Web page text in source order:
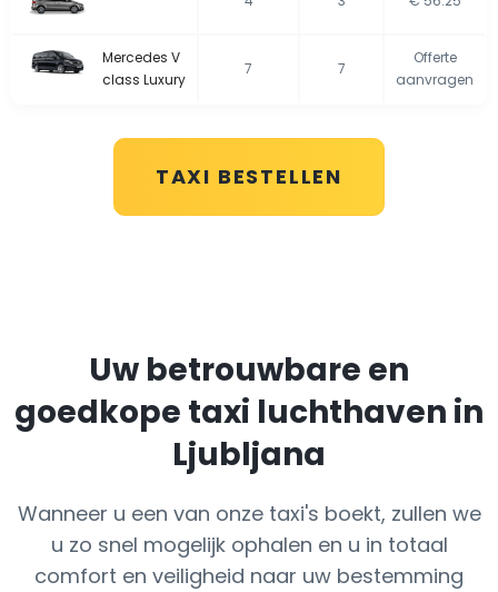
Mercedes V
class Luxury
7 7
Offerte
aanvragen
TAXI BESTELLEN
Uw betrouwbare en
goedkope taxi luchthaven in
Ljubljana
Wanneer u een van onze taxi's boekt, zullen we
u zo snel mogelijk ophalen en u in totaal
comfort en veiligheid naar uw bestemming